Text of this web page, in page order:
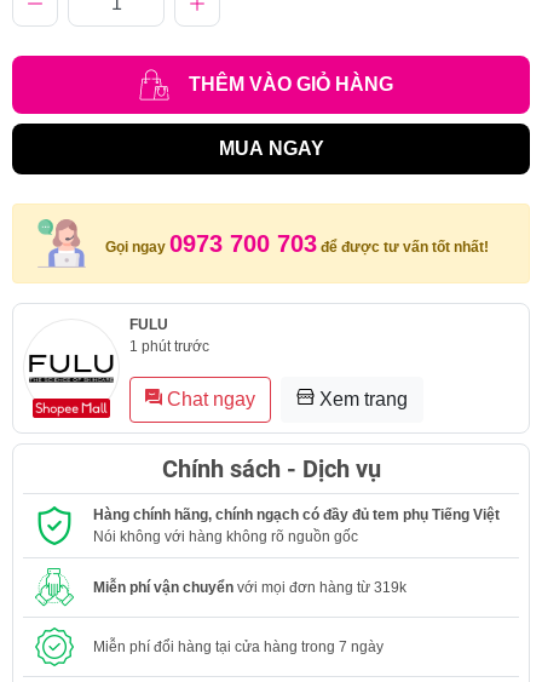
THÊM VÀO GIỎ HÀNG
MUA NGAY
Gọi ngay 0973 700 703 để được tư vấn tốt nhất!
FULU
1 phút trước
Chat ngay Xem trang
Chính sách - Dịch vụ
Hàng chính hãng, chính ngạch có đầy đủ tem phụ Tiếng Việt
Nói không với hàng không rõ nguồn gốc
Miễn phí vận chuyển với mọi đơn hàng từ 319k
Miễn phí đổi hàng tại cửa hàng trong 7 ngày